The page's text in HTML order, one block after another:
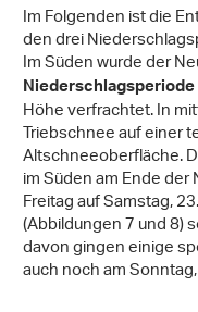
Im Folgenden ist die
den drei
Im Süden wurde der
Niederschlagsperiode
Höhe verfrachtet. In
Triebschnee auf einer
Altschneeoberfläche.
im Süden am Ende
Freitag auf Samstag,
(Abbildungen 7 und 8)
davon gingen einige
auch noch am